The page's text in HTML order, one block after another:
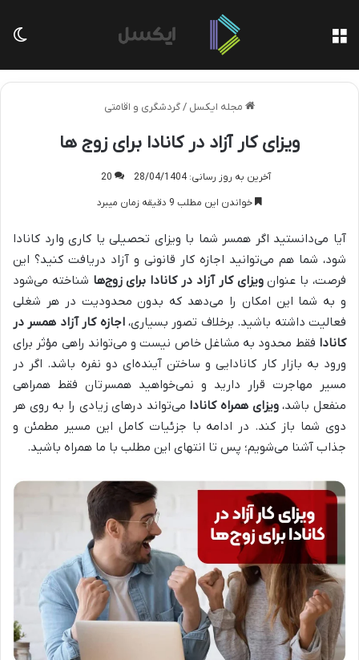
مجله ایکسل /گردشگری و اقامتی
ویزای کار آزاد در کانادا برای زوج ها
آخرین به روز رسانی: 28/04/1404
20
خواندن این مطلب 9 دقیقه زمان میبرد
آیا می‌دانستید اگر همسر شما با ویزای تحصیلی یا کاری وارد کانادا
شود، شما هم می‌توانید اجازه کار قانونی و آزاد دریافت کنید؟ این
فرصت، با عنوانویزای کار آزاد در کانادا برای زوج‌ها شناخته می‌شود
و به شما این امکان را می‌دهد که بدون محدودیت در هر شغلی
فعالیت داشته باشید. برخلاف تصور بسیاری،اجازه کار آزاد همسر در
کانادا فقط محدود به مشاغل خاص نیست و می‌تواند راهی مؤثر برای
ورود به بازار کار کانادایی و ساختن آینده‌ای دو نفره باشد. اگر در
مسیر مهاجرت قرار دارید و نمی‌خواهید همسرتان فقط همراهی
منفعل باشد،ویزای همراه کانادا می‌تواند درهای زیادی را به روی هر
دوی شما باز کند. در ادامه با جزئیات کامل این مسیر مطمئن و
جذاب آشنا می‌شویم؛ پس تا انتهای این مطلب با ما همراه باشید.